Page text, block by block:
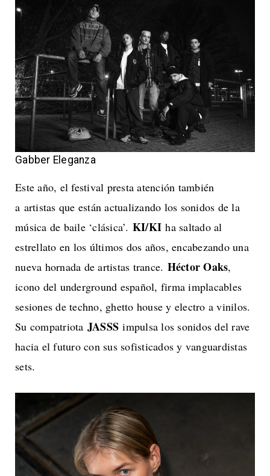
Gabber Eleganza
Este año, el festival presta atención también
a artistas que están actualizando los sonidos de la
música de baile ‘clásica’. KI/KI ha saltado al
estrellato en los últimos dos años, encabezando una
nueva hornada de artistas trance. Héctor Oaks,
icono del underground español, firma implacables
sesiones de techno, ghetto house y electro a vinilos.
Su compatriota JASSSimpulsa los sonidos del rave
hacia el futuro con sus sofisticados y vanguardistas
sets.